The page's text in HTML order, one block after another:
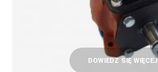
DOWIEDZ SIĘ WIĘCEJ